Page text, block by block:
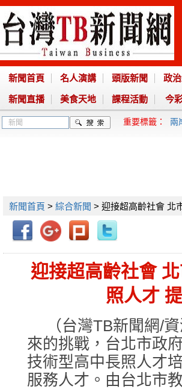
新聞首頁 名人演講 頭版新聞 政
新聞直播 美食天地 課程活動 今
重要標籤： 兩
新聞首頁 > 綜合新聞 > 迎接超高齡社會 北
迎接超高齡社會
照人才
（台灣TB新聞網/
來的挑戰，台北市政
技術型高中長照人才
服務人才。由台北市